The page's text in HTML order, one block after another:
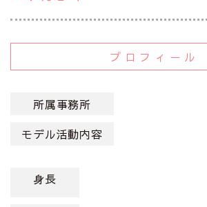
プロフィール
所属事務所
モデル活動内容
身長